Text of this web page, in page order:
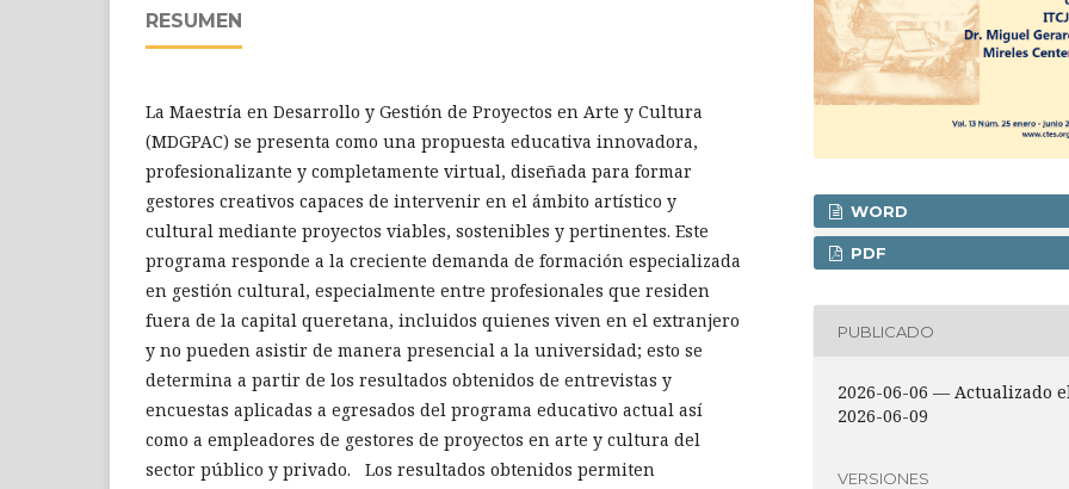
RESUMEN
La Maestría en Desarrollo y Gestión de Proyectos en Arte y Cultura
(MDGPAC) se presenta como una propuesta educativa innovadora,
profesionalizante y completamente virtual, diseñada para formar
gestores creativos capaces de intervenir en el ámbito artístico y
cultural mediante proyectos viables, sostenibles y pertinentes. Este
programa responde a la creciente demanda de formación especializada
en gestión cultural, especialmente entre profesionales que residen
fuera de la capital queretana, incluidos quienes viven en el extranjero
y no pueden asistir de manera presencial a la universidad; esto se
determina a partir de los resultados obtenidos de entrevistas y
encuestas aplicadas a egresados del programa educativo actual así
como a empleadores de gestores de proyectos en arte y cultura del
sector público y privado. Los resultados obtenidos permiten
WORD
PDF
PUBLICADO
2026-06-06 — Actualizado
2026-06-09
VERSIONES